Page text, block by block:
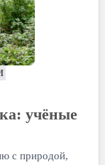
учёные
с природой,